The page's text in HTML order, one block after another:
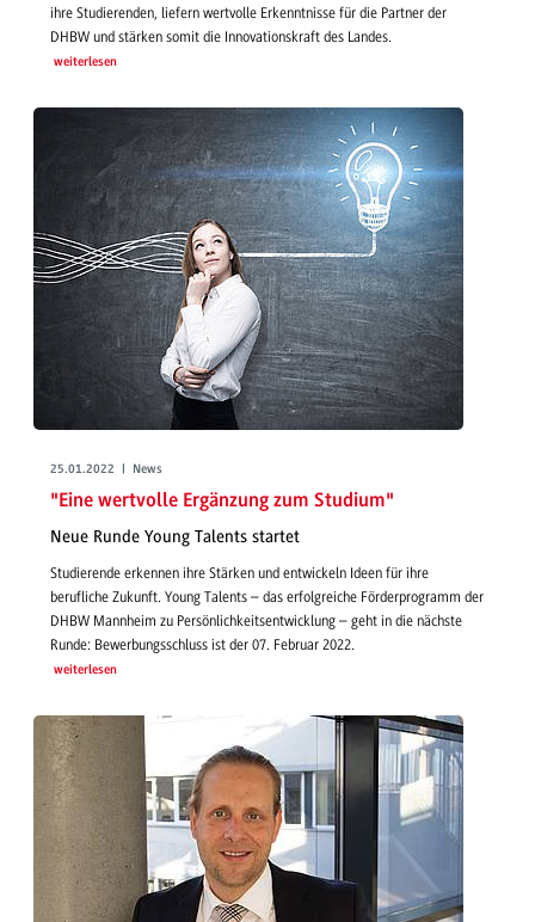
ihre Studierenden, liefern wertvolle Erkenntnisse für die Partner der
DHBW und stärken somit die Innovationskraft des Landes.
weiterlesen
25.01.2022 | News
"Eine wertvolle Ergänzung zum Studium"
Neue Runde Young Talents startet
Studierende erkennen ihre Stärken und entwickeln Ideen für ihre
berufliche Zukunft. Young Talents – das erfolgreiche Förderprogramm der
DHBW Mannheim zu Persönlichkeitsentwicklung – geht in die nächste
Runde: Bewerbungsschluss ist der 07. Februar 2022.
weiterlesen